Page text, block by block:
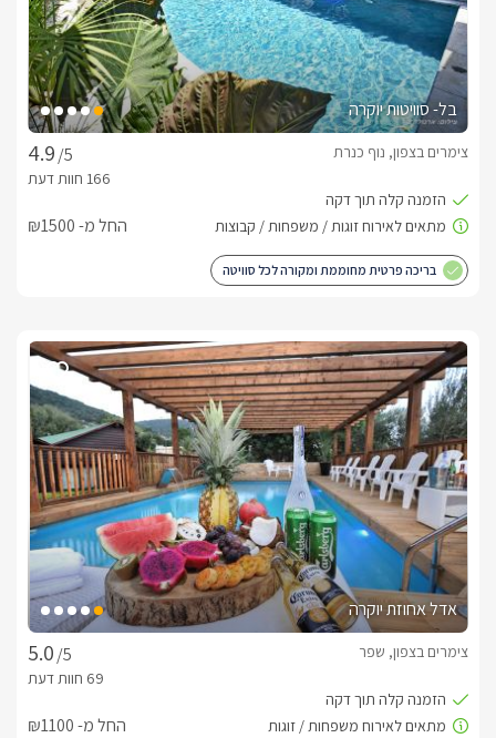
בל- סוויטות יוקרה
/5
צימרים בצפון, נוף כנרת
החל מ- ₪1500
בריכה פרטית מחוממת ומקורה לכל סוויטה
אדל אחוזת יוקרה
/5
צימרים בצפון, שפר
החל מ- ₪1100